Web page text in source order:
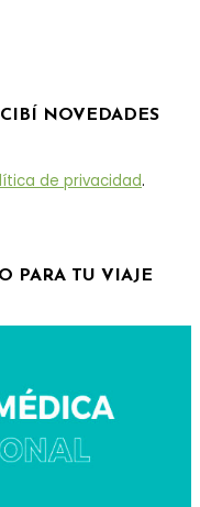
NOVEDADES
de privacidad.
PARA TU VIAJE